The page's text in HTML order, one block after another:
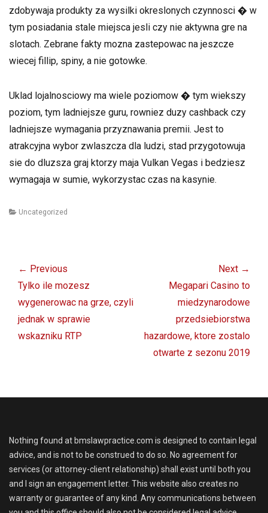
zdobywaja produkty za wysilki okreslonych czynnosci � w
tym posiadania stale miejsca jesli czy nie aktywna gre na
slotach. Zebrane fakty mozna zastepowac na jeszcze
wiecej fillip, spiny, a nie gotowke.
Uklad lojalnosciowy ma wiele poziomow � tym wiekszy
poziom, tym ladniejsze guru, rowniez duzy cashback czy
ladniejsze wymagania przyznawania premii. Jest to
atrakcyjna wybor zwlaszcza dla ludzi, stad przygotowuja
sie do dluzsza graj ktorzy maja Vulkan Vegas i bedziesz
wymagaja w sumie, wykorzystac czas na kasynie.
Categories
Uncategorized
navigation
← Previous
Previous
post:
Tylko ile mozesz
wygenerowac na grze, czyli
jednak w sprawie
wskazniku RTP
Next →
Megapari Casino to
miedzynarodowe
przedsiebiorstwa
hazardowe, ktore zostalo
otwarte z sezonu 2019
Nothing found at bmslawpractice.com is designed to contain legal
advice, and is not to be construed to do so. No agreement for
services (or attorney-client relationship) shall exist until both you
and I sign an engagement letter. This website also creates no
warranty or guarantee of any kind. Any communications between